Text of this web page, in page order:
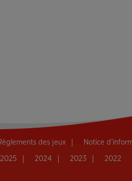
des jeux Notice
2025 2024 2023 2022